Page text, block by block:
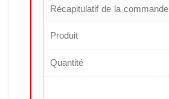
Récapitulatif de la commande
Produit
Quantité